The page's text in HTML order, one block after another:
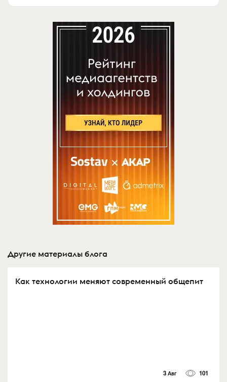
Другие материалы блога
Как технологии меняют современный общепит
3 Авг 101